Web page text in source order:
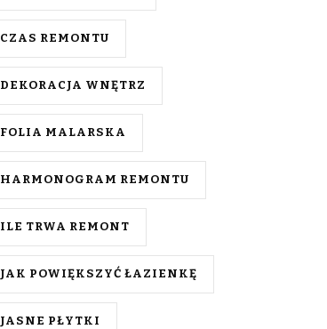
CZAS REMONTU
DEKORACJA WNĘTRZ
FOLIA MALARSKA
HARMONOGRAM REMONTU
ILE TRWA REMONT
JAK POWIĘKSZYĆ ŁAZIENKĘ
JASNE PŁYTKI